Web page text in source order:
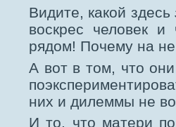
Видите, какой здесь
воскрес человек
рядом! Почему на
А вот в том, что
них и дилеммы не
И то, что матери